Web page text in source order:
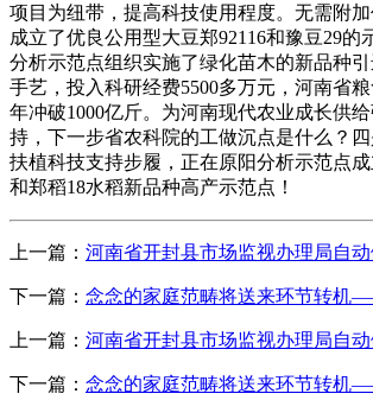
项目为纽带，提高科技使用程度。无需附加
成立了优良公用型大豆郑92116和豫豆29的
分析示范点组织实施了绿化苗木的新品种
手艺，投入科研经费5500多万元，河南省
年冲破1000亿斤。为河南现代农业成长供
持，下一步省农科院的工做沉点是什么？
扶植科技支持步履，正在原阳分析示范点
和郑稻18水稻新品种高产示范点！
上一篇： 河南省开封县市场监视办理局自
下一篇： 念念的家庭范畴将送来环节转机
上一篇： 河南省开封县市场监视办理局自
下一篇： 念念的家庭范畴将送来环节转机